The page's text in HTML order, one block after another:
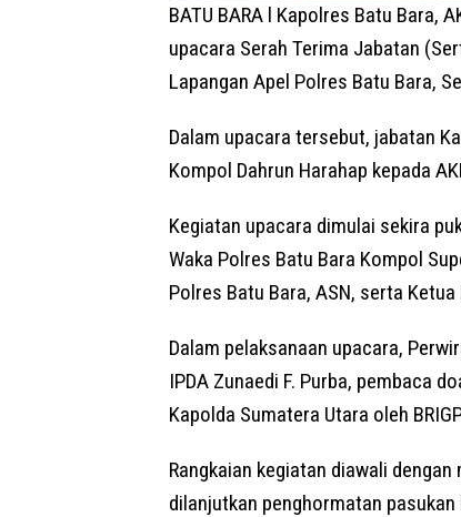
BATU BARA l Kapolres Batu Bara,
upacara Serah Terima Jabatan
Lapangan Apel Polres Batu Bara,
Dalam upacara tersebut, jabatan
Kompol Dahrun Harahap kepada
Kegiatan upacara dimulai sekira
Waka Polres Batu Bara Kompol
Polres Batu Bara, ASN, serta
Dalam pelaksanaan upacara,
IPDA Zunaedi F. Purba, pembaca
Kapolda Sumatera Utara oleh
Rangkaian kegiatan diawali
dilanjutkan penghormatan